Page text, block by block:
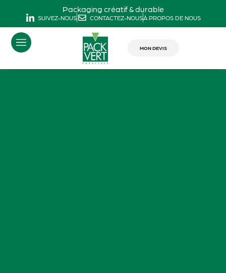
Packaging créatif & durable
SUIVEZ-NOUS CONTACTEZ-NOUSÀ PROPOS DE NOUS
MON DEVIS